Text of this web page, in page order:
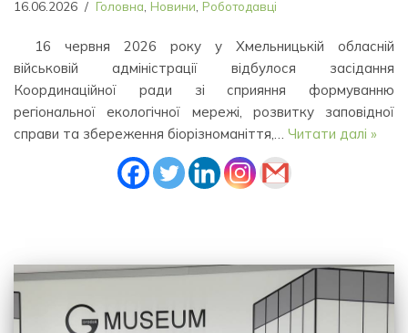
16.06.2026 Головна Новини Роботодавці
16 червня 2026 року у Хмельницькій обласній
військовій адміністрації відбулося засідання
Координаційної ради зі сприяння формуванню
регіональної екологічної мережі, розвитку заповідної
справи та збереження біорізноманіття,… Читати далі »